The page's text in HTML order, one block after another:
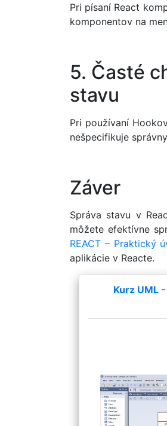
Pri písaní React
komponentov na
5. Časté
stavu
Pri používaní
nešpecifikuje
Záver
Správa stavu v
môžete efektívne
REACT – Praktický
aplikácie v Reacte.
Kurz UML